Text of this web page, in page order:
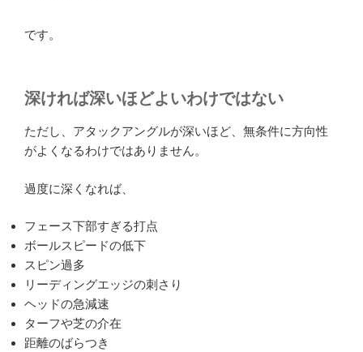
です。
深ければ深いほどよいわけではない
ただし、アタックアングルが深いほど、無条件に方向性
がよくなるわけではありません。
過度に深くなれば、
フェース下部すぎる打点
ボールスピードの低下
スピン過多
リーディングエッジの刺さり
ヘッドの急減速
ターフや芝の介在
距離のばらつき